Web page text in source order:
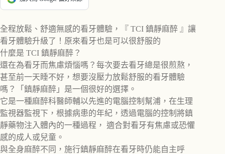
全程放鬆、舒適無感的看牙體驗，『 TCI 鎮靜麻醉 』讓
看牙體驗升級了！原來看牙也是可以很舒服的
什麼是 TCI 鎮靜麻醉？
還在為看牙而焦慮煩惱嗎？每次要去看牙總是很煎熬，
甚至前一天睡不好，想要沒壓力放鬆舒服的看牙體驗
嗎？「鎮靜麻醉」是一個很好的選擇。
它是一種麻醉科醫師輔以先進的電腦控制幫浦，在生理
監視器監視下，根據病患的年紀，透過電腦的控制將鎮
靜藥物注入體內的一種過程， 適合對看牙有焦慮或恐懼
感的成人或兒童。
與全身麻醉不同，施行鎮靜麻醉在看牙時仍能自主呼